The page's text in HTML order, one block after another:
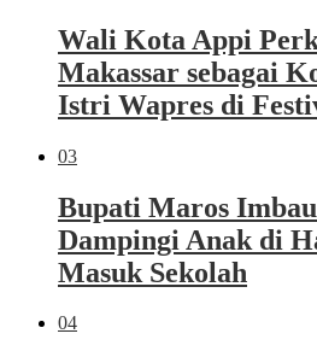
Wali Kota Appi
Makassar sebagai
Istri Wapres di
03
Bupati Maros
Dampingi Anak di
Masuk Sekolah
04